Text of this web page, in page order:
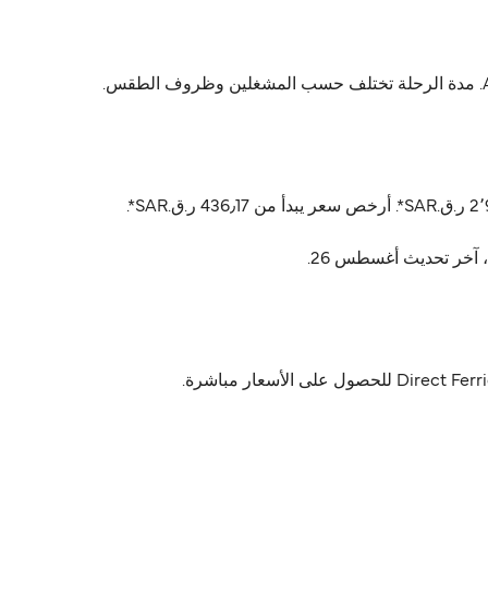
أسعار أنكونا (Ancona) باتراس (Patras) عادةً تتراوح بين 436٫17 ر.ق.‏SAR* و 5٬325٫20 ر.ق.‏SAR*. السعر المتوسط عادةً 2٬941٫47 ر.ق.‏SAR*. أرخص سعر يبدأ من 436٫17 ر.ق.‏SAR*.